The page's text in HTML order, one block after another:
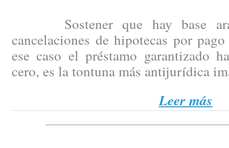
Sostener que hay base
cancelaciones de hipotecas por
ese caso el préstamo garantizado
cero, es la tontuna más antijurídica
Leer más